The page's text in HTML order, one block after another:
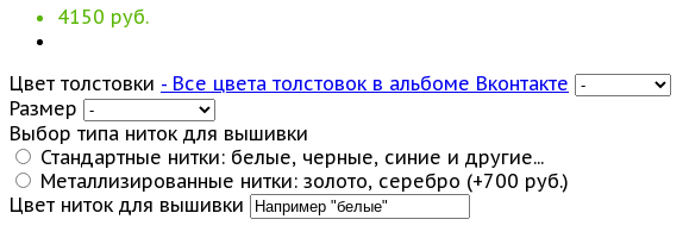
4150 руб.
Цвет толстовки - Все цвета толстовок в альбоме Вконтакте
Размер
Выбор типа ниток для вышивки
Стандартные нитки: белые, черные, синие и другие...
Металлизированные нитки: золото, серебро (+700 руб.)
Цвет ниток для вышивки